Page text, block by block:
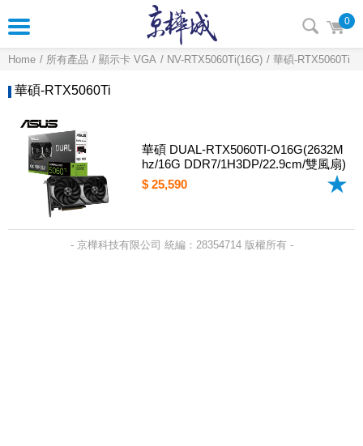
0
Home 所有產品 顯示卡 VGA NV-RTX5060Ti(16G) 華碩-RTX5060Ti
華碩-RTX5060Ti
華碩 DUAL-RTX5060TI-O16G(2632M
hz/16G DDR7/1H3DP/22.9cm/雙風扇)
$ 25,590
- 京樺科技有限公司 統編：28354714 版權所有 -